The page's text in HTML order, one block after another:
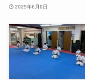
2025年6月9日